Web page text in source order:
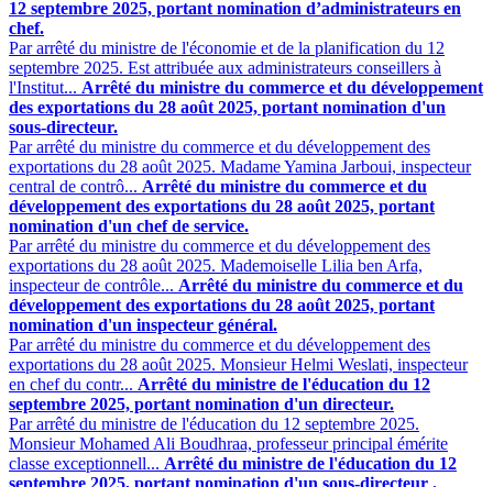
12 septembre 2025, portant nomination d’administrateurs en
chef.
Par arrêté du ministre de l'économie et de la planification du 12
septembre 2025. Est attribuée aux administrateurs conseillers à
l'Institut... Arrêté du ministre du commerce et du développement
des exportations du 28 août 2025, portant nomination d'un
sous-directeur.
Par arrêté du ministre du commerce et du développement des
exportations du 28 août 2025. Madame Yamina Jarboui, inspecteur
central de contrô... Arrêté du ministre du commerce et du
développement des exportations du 28 août 2025, portant
nomination d'un chef de service.
Par arrêté du ministre du commerce et du développement des
exportations du 28 août 2025. Mademoiselle Lilia ben Arfa,
inspecteur de contrôle... Arrêté du ministre du commerce et du
développement des exportations du 28 août 2025, portant
nomination d'un inspecteur général.
Par arrêté du ministre du commerce et du développement des
exportations du 28 août 2025. Monsieur Helmi Weslati, inspecteur
en chef du contr... Arrêté du ministre de l'éducation du 12
septembre 2025, portant nomination d'un directeur.
Par arrêté du ministre de l'éducation du 12 septembre 2025.
Monsieur Mohamed Ali Boudhraa, professeur principal émérite
classe exceptionnell... Arrêté du ministre de l'éducation du 12
septembre 2025, portant nomination d'un sous-directeur .